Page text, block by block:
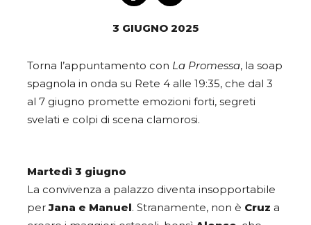
3 GIUGNO 2025
Torna l’appuntamento con La Promessa, la soap
spagnola in onda su Rete 4 alle 19:35, che dal 3
al 7 giugno promette emozioni forti, segreti
svelati e colpi di scena clamorosi.
Martedì 3 giugno
La convivenza a palazzo diventa insopportabile
perJana e Manuel. Stranamente, non è Cruz a